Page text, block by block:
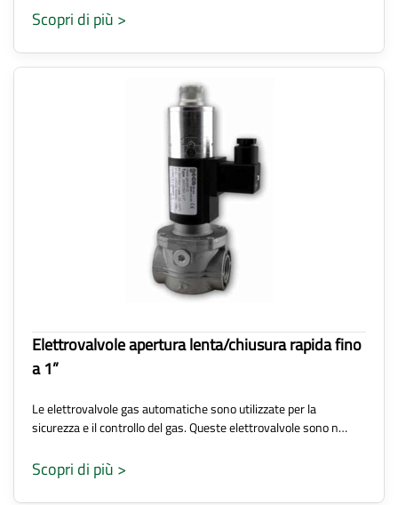
Scopri di più >
Elettrovalvole apertura lenta/chiusura rapida fino
a 1”
Le elettrovalvole gas automatiche sono utilizzate per la
sicurezza e il controllo del gas. Queste elettrovalvole sono n…
Scopri di più >